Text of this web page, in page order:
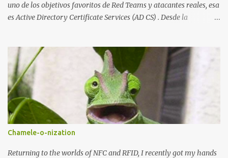
uno de los objetivos favoritos de Red Teams y atacantes reales, esa
es Active Directory Certificate Services (AD CS) . Desde la
Kerberoasting o un abuso de delegaciones. Ahora llega una nueva
vulnerabilidad bautizada como Certighost (CVE-2026-54121) , una
elevación de privilegios que afecta a Microsoft Active Directory
Certificate Services y que, según Microsoft, permite que un usuario
autenticado eleve privilegios a través de la red debido a un
problema de autorización. La vulnerabilidad ha recibido una
puntuación CVSS 8.8 y ya dispone de un Proof of Concept público.
sino el objetivo final. Mientras muchos ataques contra AD CS
Chamele-o-nization
Returning to the worlds of NFC and RFID, I recently got my hands